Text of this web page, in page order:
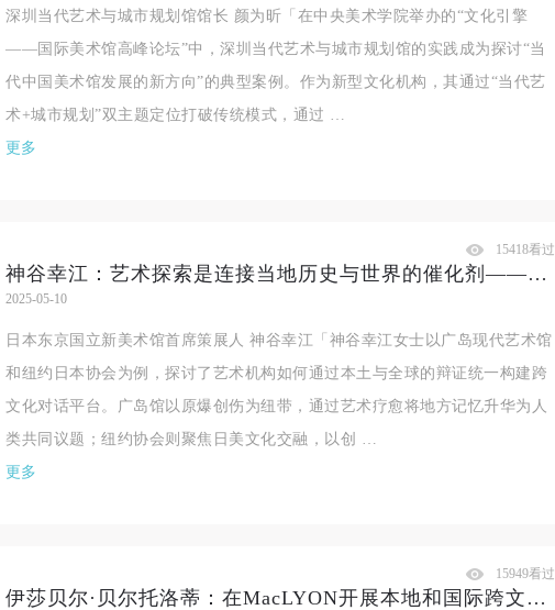
深圳当代艺术与城市规划馆馆长 颜为昕「在中央美术学院举办的“文化引擎
——国际美术馆高峰论坛”中，深圳当代艺术与城市规划馆的实践成为探讨“当
代中国美术馆发展的新方向”的典型案例。作为新型文化机构，其通过“当代艺
术+城市规划”双主题定位打破传统模式，通过 …
更多
神谷幸江：艺术探索是连接当地历史与世界的催化剂——广岛与纽约的案例研究 | 2025CAFAM学术季
2025-05-10
15418看过
日本东京国立新美术馆首席策展人 神谷幸江「神谷幸江女士以广岛现代艺术馆
和纽约日本协会为例，探讨了艺术机构如何通过本土与全球的辩证统一构建跨
文化对话平台。广岛馆以原爆创伤为纽带，通过艺术疗愈将地方记忆升华为人
类共同议题；纽约协会则聚焦日美文化交融，以创 …
更多
伊莎贝尔·贝尔托洛蒂：在MacLYON开展本地和国际跨文化合作 | 2025CAFAM学术季
15949看过